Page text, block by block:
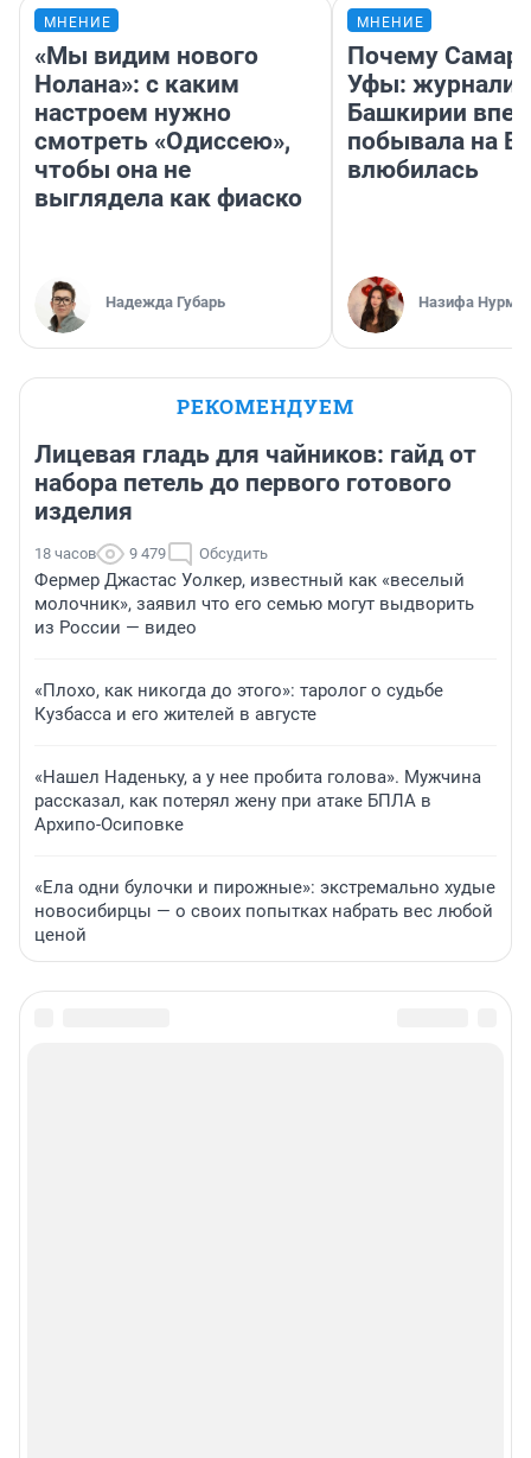
МНЕНИЕ
«Мы видим нового
Нолана»: с каким
настроем нужно
смотреть «Одиссею»,
чтобы она не
выглядела как фиаско
Надежда Губарь
МНЕНИЕ
Почему
Уфы:
Башкирии
побывала на
влюбилась
Назифа
РЕКОМЕНДУЕМ
Лицевая гладь для чайников: гайд от
набора петель до первого готового
изделия
18 часов 9 479 Обсудить
Фермер Джастас Уолкер, известный как «веселый
молочник», заявил что его семью могут выдворить
из России — видео
«Плохо, как никогда до этого»: таролог о судьбе
Кузбасса и его жителей в августе
«Нашел Наденьку, а у нее пробита голова». Мужчина
рассказал, как потерял жену при атаке БПЛА в
Архипо-Осиповке
«Ела одни булочки и пирожные»: экстремально худые
новосибирцы — о своих попытках набрать вес любой
ценой